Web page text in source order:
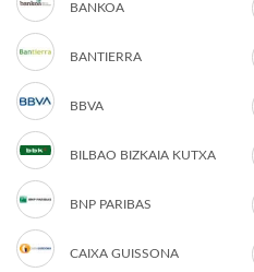
BANKOA
BANTIERRA
BBVA
BILBAO BIZKAIA KUTXA
BNP PARIBAS
CAIXA GUISSONA